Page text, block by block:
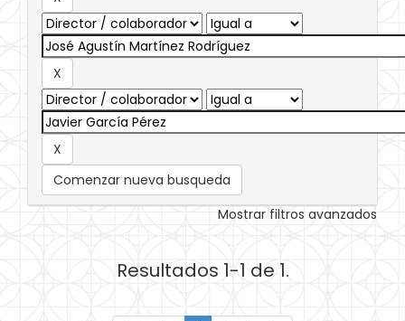
Comenzar nueva busqueda
Mostrar filtros avanzados
Resultados 1-1 de 1.